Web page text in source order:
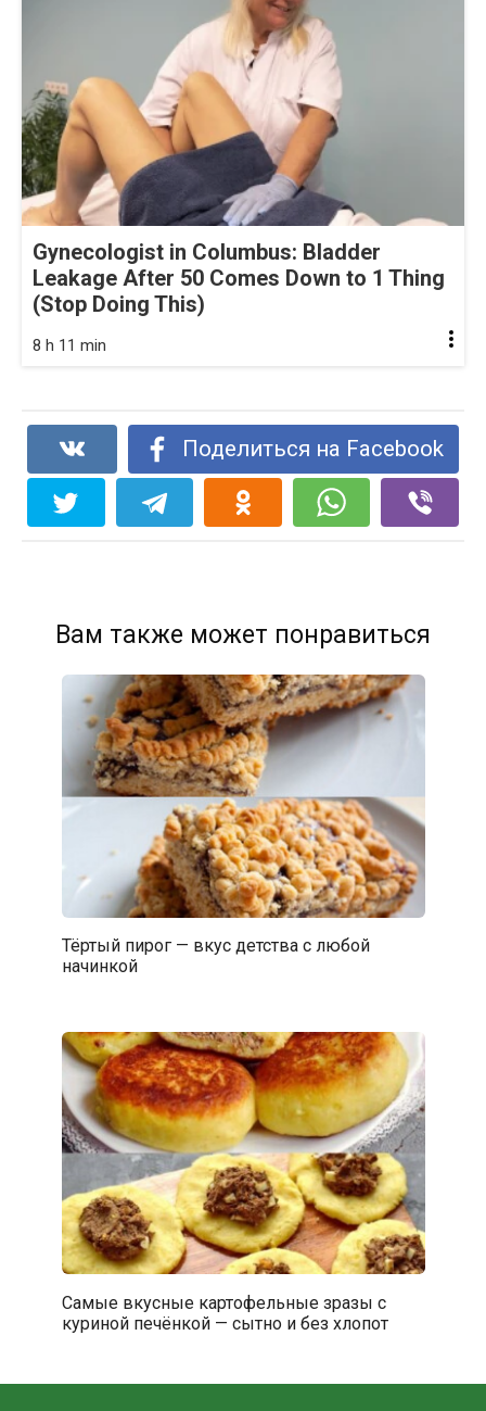
Gynecologist in Columbus: Bladder
Leakage After 50 Comes Down to 1 Thing
(Stop Doing This)
8 h 11 min
Поделиться на Facebook
Вам также может понравиться
Тёртый пирог — вкус детства с любой
начинкой
Самые вкусные картофельные зразы с
куриной печёнкой — сытно и без хлопот